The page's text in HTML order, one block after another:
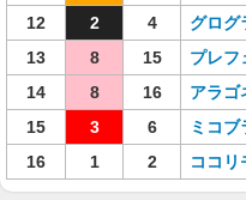
12
2 4 グ
13
8 15 プレ
14
8 16 アラ
15
3 6 ミコ
16
1 2 ココ